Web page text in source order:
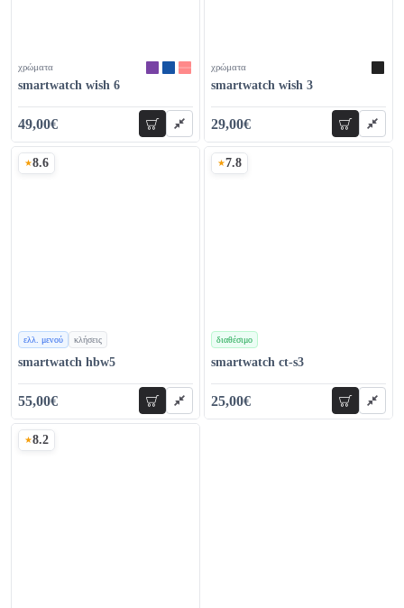
χρώματα
smartwatch wish 6
49,00€ προσθήκη
χρώματα
smartwatch wish 3
29,00€ προσθήκη
ελλ. μενού κλήσεις
Σκορ
8.6
χρώματα
smartwatch hbw5
55,00€ προσθήκη
διαθέσιμο
Σκορ
7.8
χρώματα
smartwatch ct-s3
25,00€ προσθήκη
Σκορ
8.2